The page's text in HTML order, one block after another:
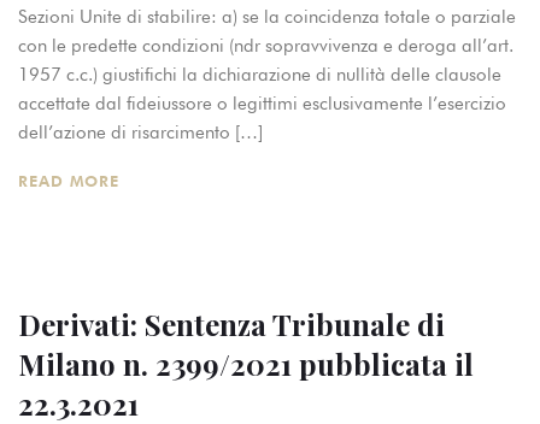
Sezioni Unite di stabilire: a) se la coincidenza totale o parziale
con le predette condizioni (ndr sopravvivenza e deroga all’art.
1957 c.c.) giustifichi la dichiarazione di nullità delle clausole
accettate dal fideiussore o legittimi esclusivamente l’esercizio
dell’azione di risarcimento […]
READ MORE
Derivati: Sentenza Tribunale di
Milano n. 2399/2021 pubblicata il
22.3.2021